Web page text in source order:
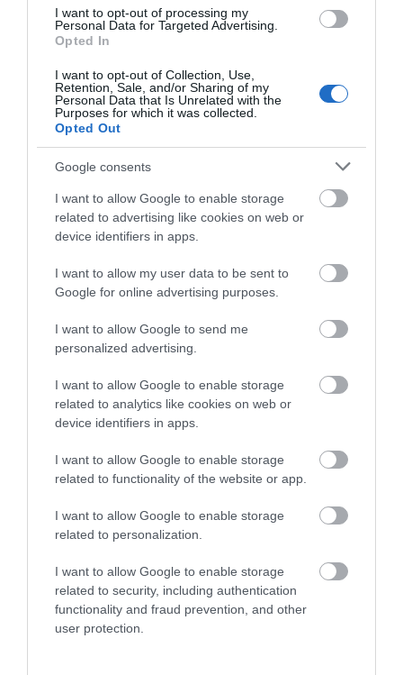
I want to opt-out of processing my
Personal Data for Targeted Advertising.
Opted In
I want to opt-out of Collection, Use,
Retention, Sale, and/or Sharing of my
Personal Data that Is Unrelated with the
Purposes for which it was collected.
Opted Out
Google consents
I want to allow Google to enable storage
related to advertising like cookies on web or
device identifiers in apps.
I want to allow my user data to be sent to
Google for online advertising purposes.
I want to allow Google to send me
personalized advertising.
I want to allow Google to enable storage
related to analytics like cookies on web or
device identifiers in apps.
I want to allow Google to enable storage
related to functionality of the website or app.
I want to allow Google to enable storage
related to personalization.
I want to allow Google to enable storage
related to security, including authentication
functionality and fraud prevention, and other
user protection.
Διάρκεια
15 ώρες
Προγραμματισμένα
Σεμινάρια
Εκδήλωση
ενδιαφέροντος